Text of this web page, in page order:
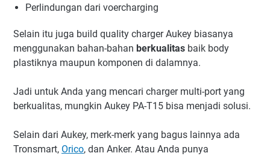
Perlindungan dari voercharging
Selain itu juga build quality charger Aukey biasanya
menggunakan bahan-bahan berkualitas baik body
plastiknya maupun komponen di dalamnya.
Jadi untuk Anda yang mencari charger multi-port yang
berkualitas, mungkin Aukey PA-T15 bisa menjadi solusi.
Selain dari Aukey, merk-merk yang bagus lainnya ada
Tronsmart, Orico, dan Anker. Atau Anda punya